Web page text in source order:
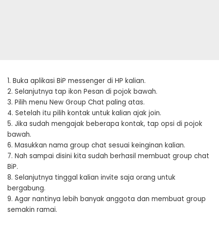
1. Buka aplikasi BiP messenger di HP kalian.
2. Selanjutnya tap ikon Pesan di pojok bawah.
3. Pilih menu New Group Chat paling atas.
4. Setelah itu pilih kontak untuk kalian ajak join.
5. Jika sudah mengajak beberapa kontak, tap opsi di pojok
bawah.
6. Masukkan nama group chat sesuai keinginan kalian.
7. Nah sampai disini kita sudah berhasil membuat group chat
BiP.
8. Selanjutnya tinggal kalian invite saja orang untuk
bergabung.
9. Agar nantinya lebih banyak anggota dan membuat group
semakin ramai.